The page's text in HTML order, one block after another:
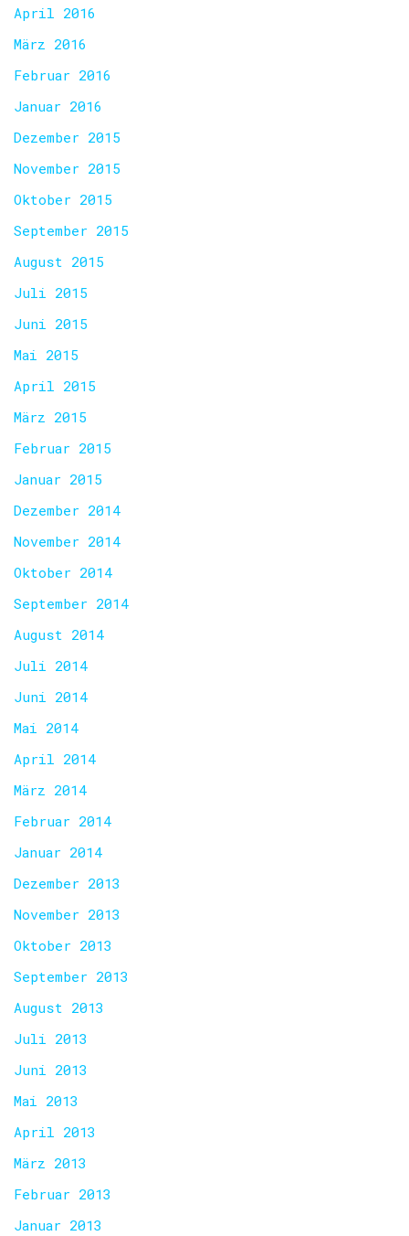
April 2016
März 2016
Februar 2016
Januar 2016
Dezember 2015
November 2015
Oktober 2015
September 2015
August 2015
Juli 2015
Juni 2015
Mai 2015
April 2015
März 2015
Februar 2015
Januar 2015
Dezember 2014
November 2014
Oktober 2014
September 2014
August 2014
Juli 2014
Juni 2014
Mai 2014
April 2014
März 2014
Februar 2014
Januar 2014
Dezember 2013
November 2013
Oktober 2013
September 2013
August 2013
Juli 2013
Juni 2013
Mai 2013
April 2013
März 2013
Februar 2013
Januar 2013